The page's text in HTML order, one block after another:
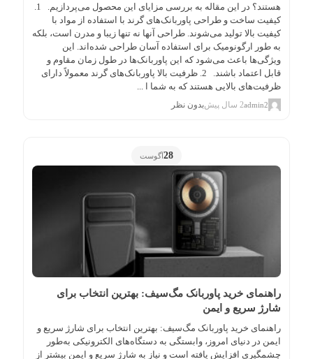
هستند؟ در این مقاله به بررسی مزایای این محصول می‌پردازیم. 1.
کیفیت ساخت و طراحی پاوربانک‌های گرند با استفاده از مواد با
کیفیت بالا تولید می‌شوند. طراحی آنها نه تنها زیبا و مدرن است، بلکه
به طور ارگونومیک برای استفاده آسان طراحی شده‌اند. این
ویژگی‌ها باعث می‌شود که این پاوربانک‌ها در طول زمان مقاوم و
قابل اعتماد باشند. 2. ظرفیت بالا پاوربانک‌های گرند معمولاً دارای
ظرفیت‌های بالایی هستند که به شما ا ...
admin22 سال پیش بدون نظر
28آگوست
راهنمای خرید پاوربانک مگ‌سیف: بهترین انتخاب برای
شارژ سریع و ایمن
راهنمای خرید پاوربانک مگ‌سیف: بهترین انتخاب برای شارژ سریع و
ایمن در دنیای امروز، وابستگی به دستگاه‌های الکترونیکی به‌طور
چشمگیری افزایش یافته است و نیاز به شارژ سریع و ایمن بیشتر از